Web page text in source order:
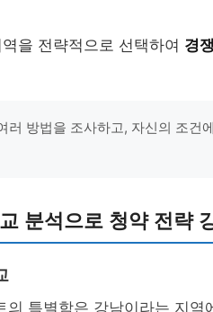
을 전략적으로 선택하여 경
러 방법을 조사하고, 자신의 조건
분석으로 청약 전략
의 특별함은 강남이라는 지